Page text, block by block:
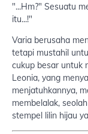
"...Hm?" Sesuatu
itu...!"
Varia berusaha
tetapi mustahil
cukup besar untuk
Leonia, yang
menjatuhkannya,
membelalak,
stempel lilin hijau